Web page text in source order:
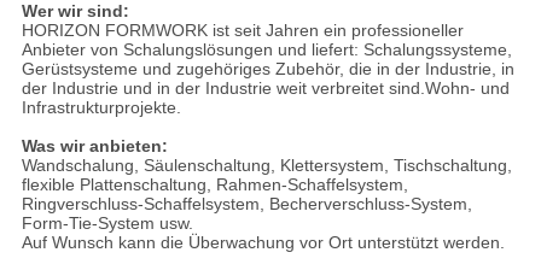
Wer wir sind:
HORIZON FORMWORK ist seit Jahren ein professioneller
Anbieter von Schalungslösungen und liefert: Schalungssysteme,
Gerüstsysteme und zugehöriges Zubehör, die in der Industrie, in
der Industrie und in der Industrie weit verbreitet sind.Wohn- und
Infrastrukturprojekte.
Was wir anbieten:
Wandschalung, Säulenschaltung, Klettersystem, Tischschaltung,
flexible Plattenschaltung, Rahmen-Schaffelsystem,
Ringverschluss-Schaffelsystem, Becherverschluss-System,
Form-Tie-System usw.
Auf Wunsch kann die Überwachung vor Ort unterstützt werden.